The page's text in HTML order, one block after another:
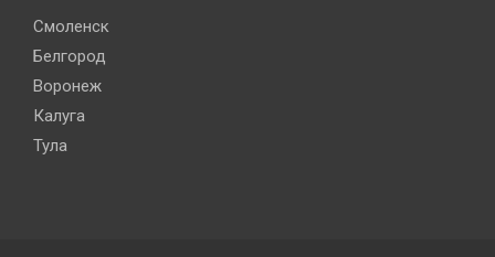
Смоленск
Белгород
Воронеж
Калуга
Тула